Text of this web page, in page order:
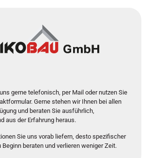
gerne telefonisch, per Mail oder nutzen Sie
Gerne stehen wir Ihnen bei allen
und beraten Sie ausführlich,
aus der Erfahrung heraus.
Sie uns vorab liefern, desto spezifischer
Beginn beraten und verlieren weniger Zeit.